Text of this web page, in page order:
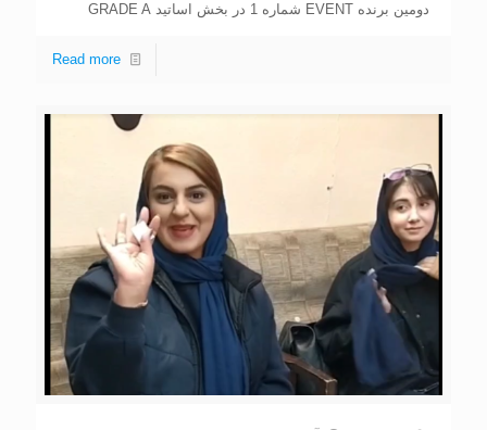
دومین برنده EVENT شماره 1 در بخش اساتید GRADE A
Read more